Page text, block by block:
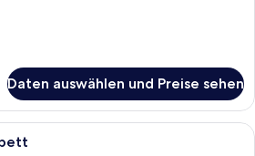
Daten auswählen und Preise sehen
Ein modernes Hotelzimmer mit